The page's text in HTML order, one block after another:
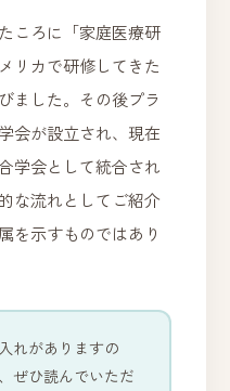
ころに「家庭医療研
リカで研修してきた
ました。その後プラ
会が設立され、現在
学会として統合され
な流れとしてご紹介
を示すものではあり
れがありますの
ぜひ読んでいただ